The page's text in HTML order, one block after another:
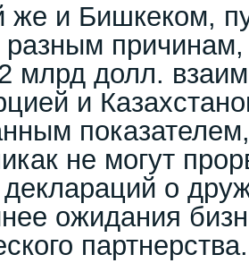
же и Бишкеком,
причинам,
млрд долл.
и
не могут
о
ожидания
партнерства.